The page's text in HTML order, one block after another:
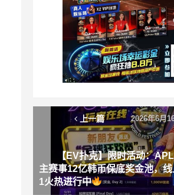
上一篇
【EV扑克】限时活动：
主赛事12亿韩币保底奖金池，
1火热进行中
2026年6月